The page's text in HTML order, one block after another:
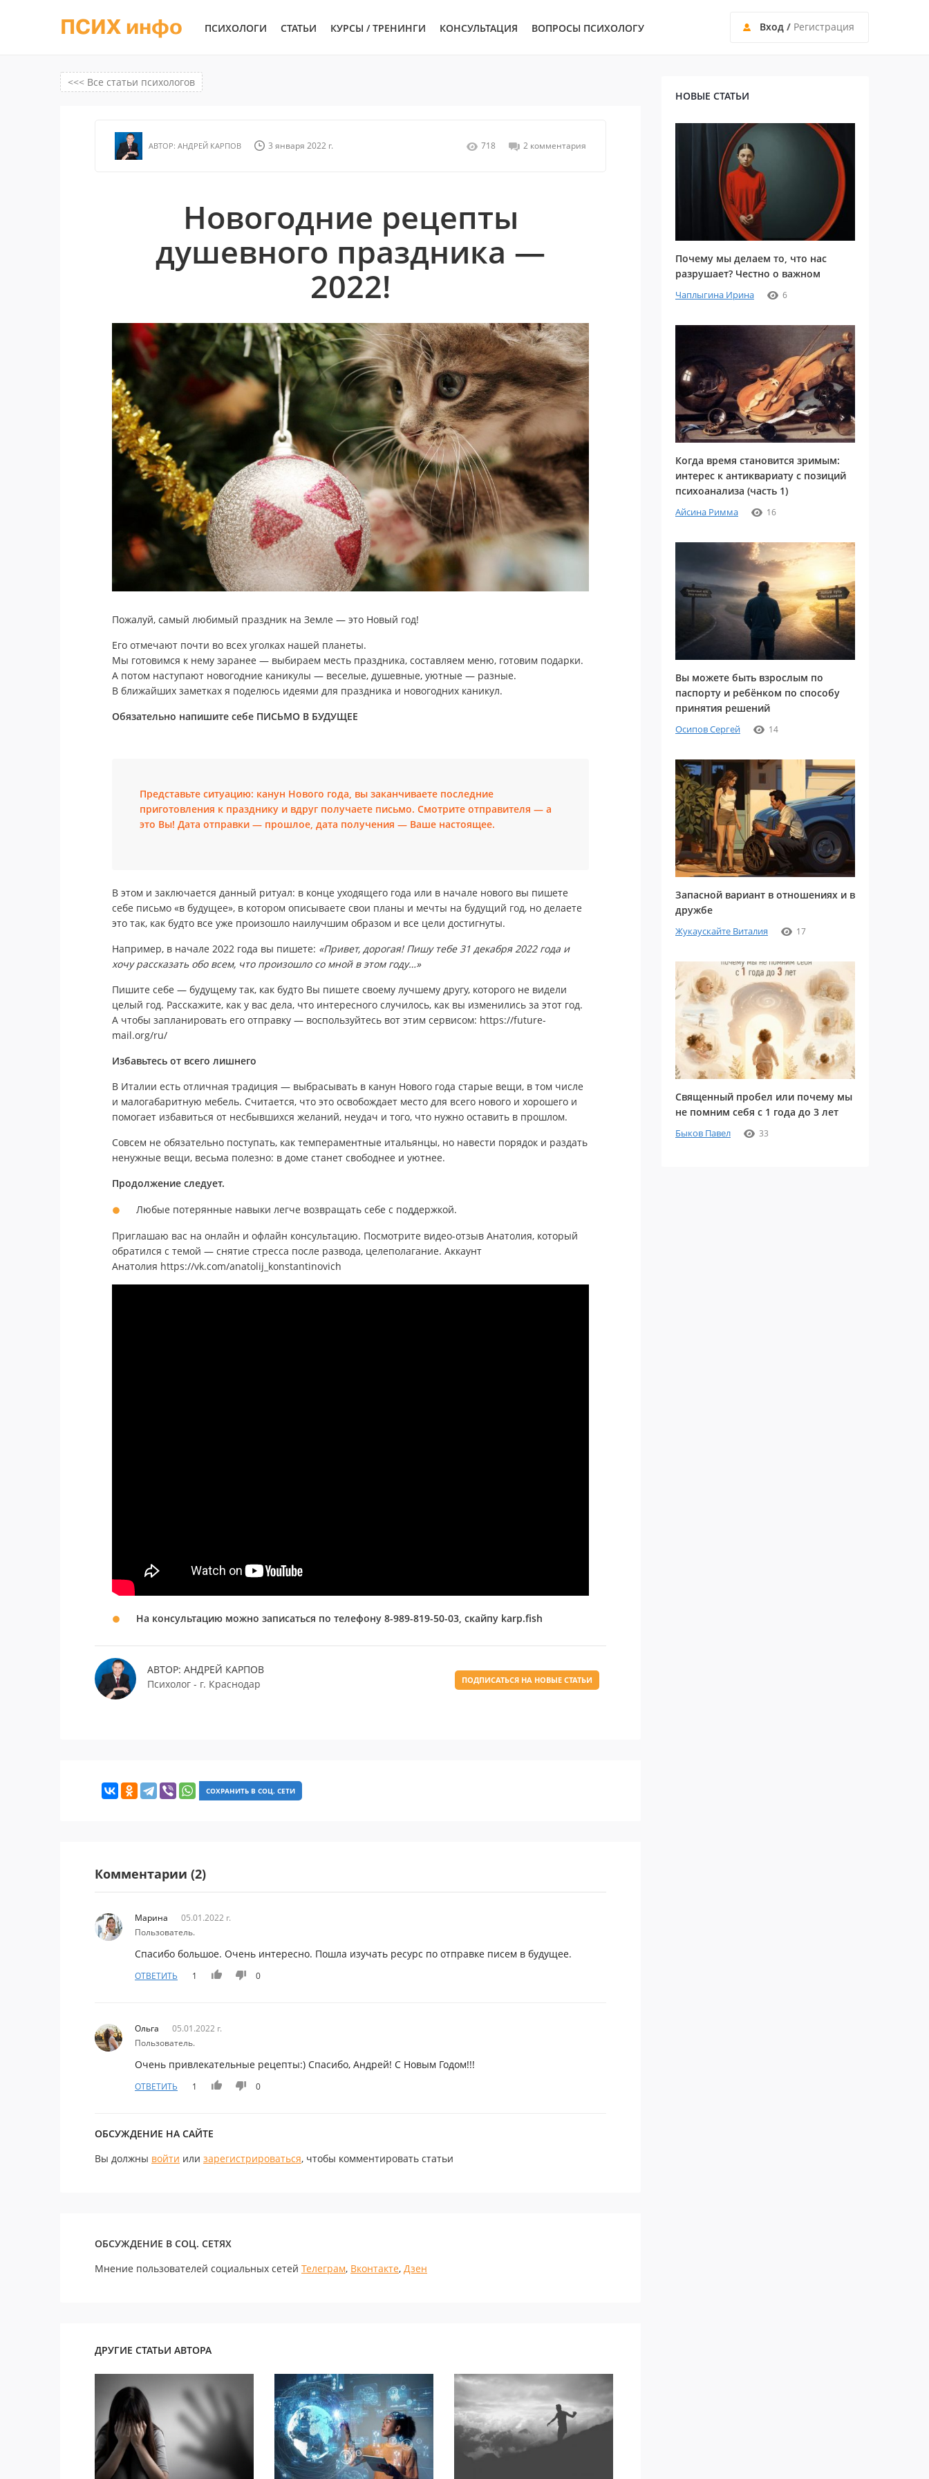
ПСИХ инфо ПСИХОЛОГИ СТАТЬИ КУРСЫ / ТРЕНИНГИ КОНСУЛЬТАЦИЯ ВОПРОСЫ ПСИХОЛОГУ Вход / Регистрация
<<< Все статьи психологов
АВТОР: АНДРЕЙ КАРПОВ 3 января 2022 г. 718 2 комментария
Новогодние рецепты
душевного праздника —
2022!
Пожалуй, самый любимый праздник на Земле — это Новый год!
Его отмечают почти во всех уголках нашей планеты.
Мы готовимся к нему заранее — выбираем месть праздника, составляем меню, готовим подарки.
А потом наступают новогодние каникулы — веселые, душевные, уютные — разные.
В ближайших заметках я поделюсь идеями для праздника и новогодних каникул.
Обязательно напишите себе ПИСЬМО В БУДУЩЕЕ
Представьте ситуацию: канун Нового года, вы заканчиваете последние
приготовления к празднику и вдруг получаете письмо. Смотрите отправителя — а
это Вы! Дата отправки — прошлое, дата получения — Ваше настоящее.
В этом и заключается данный ритуал: в конце уходящего года или в начале нового вы пишете
себе письмо «в будущее», в котором описываете свои планы и мечты на будущий год, но делаете
это так, как будто все уже произошло наилучшим образом и все цели достигнуты.
Например, в начале 2022 года вы пишете: «Привет, дорогая! Пишу тебе 31 декабря 2022 года и
хочу рассказать обо всем, что произошло со мной в этом году…»
Пишите себе — будущему так, как будто Вы пишете своему лучшему другу, которого не видели
целый год. Расскажите, как у вас дела, что интересного случилось, как вы изменились за этот год.
А чтобы запланировать его отправку — воспользуйтесь вот этим сервисом: https://future-
mail.org/ru/
Избавьтесь от всего лишнего
В Италии есть отличная традиция — выбрасывать в канун Нового года старые вещи, в том числе
и малогабаритную мебель. Считается, что это освобождает место для всего нового и хорошего и
помогает избавиться от несбывшихся желаний, неудач и того, что нужно оставить в прошлом.
Совсем не обязательно поступать, как темпераментные итальянцы, но навести порядок и раздать
ненужные вещи, весьма полезно: в доме станет свободнее и уютнее.
Продолжение следует.
Любые потерянные навыки легче возвращать себе с поддержкой.
Приглашаю вас на онлайн и офлайн консультацию. Посмотрите видео-отзыв Анатолия, который
обратился с темой — снятие стресса после развода, целеполагание. Аккаунт
Анатолия https://vk.com/anatolij_konstantinovich
На консультацию можно записаться по телефону 8-989-819-50-03, скайпу karp.fish
АВТОР: АНДРЕЙ КАРПОВ
Психолог - г. Краснодар
ПОДПИСАТЬСЯ НА НОВЫЕ СТАТЬИ
СОХРАНИТЬ В СОЦ. СЕТИ
Комментарии (2)
Марина
05.01.2022 г.
Пользователь.
Спасибо большое. Очень интересно. Пошла изучать ресурс по отправке писем в будущее.
ОТВЕТИТЬ 1 0
Ольга
05.01.2022 г.
Пользователь.
Очень привлекательные рецепты:) Спасибо, Андрей! С Новым Годом!!!
ОТВЕТИТЬ 1 0
ОБСУЖДЕНИЕ НА САЙТЕ
Вы должны войти или зарегистрироваться, чтобы комментировать статьи
ОБСУЖДЕНИЕ В СОЦ. СЕТЯХ
Мнение пользователей социальных сетей Телеграм, Вконтакте, Дзен
ДРУГИЕ СТАТЬИ АВТОРА
НОВЫЕ СТАТЬИ
Почему мы делаем то, что нас
разрушает? Честно о важном
Чаплыгина Ирина 6
Когда время становится зримым:
интерес к антиквариату с позиций
психоанализа (часть 1)
Айсина Римма 16
Вы можете быть взрослым по
паспорту и ребёнком по способу
принятия решений
Осипов Сергей 14
Запасной вариант в отношениях и в
дружбе
Жукаускайте Виталия 17
Священный пробел или почему мы
не помним себя с 1 года до 3 лет
Быков Павел 33